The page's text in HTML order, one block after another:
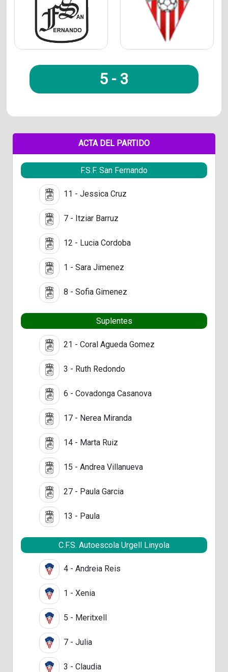
5 - 3
ACTA DEL PARTIDO
F.S.F. San Fernando
11 - Jessica Cruz
7 - Itziar Barruz
12 - Lucia Cordoba
1 - Sara Jimenez
8 - Sofia Gimenez
Suplentes
21 - Coral Agueda Gomez
3 - Ruth Redondo
6 - Covadonga Casanova
17 - Nerea Miranda
14 - Marta Ruiz
15 - Andrea Villanueva
27 - Paula Garcia
13 - Paula
C.F.S. Autoescola Urgell Linyola
4 - Andreia Reis
1 - Xenia
5 - Meritxell
7 - Julia
3 - Claudia